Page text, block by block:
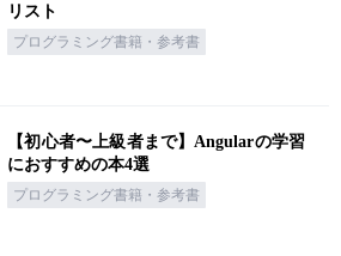
リスト
プログラミング書籍・参考書
【初心者〜上級者まで】Angularの学習
におすすめの本4選
プログラミング書籍・参考書